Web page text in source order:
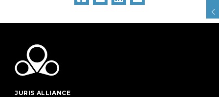
JURIS ALLIANCE